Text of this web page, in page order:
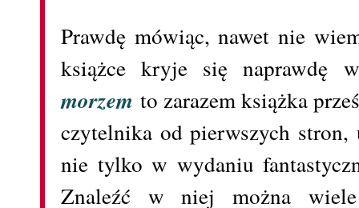
Prawdę mówiąc, nawet nie
książce kryje się naprawdę
morzem to zarazem książka
czytelnika od pierwszych
nie tylko w wydaniu
Znaleźć w niej można